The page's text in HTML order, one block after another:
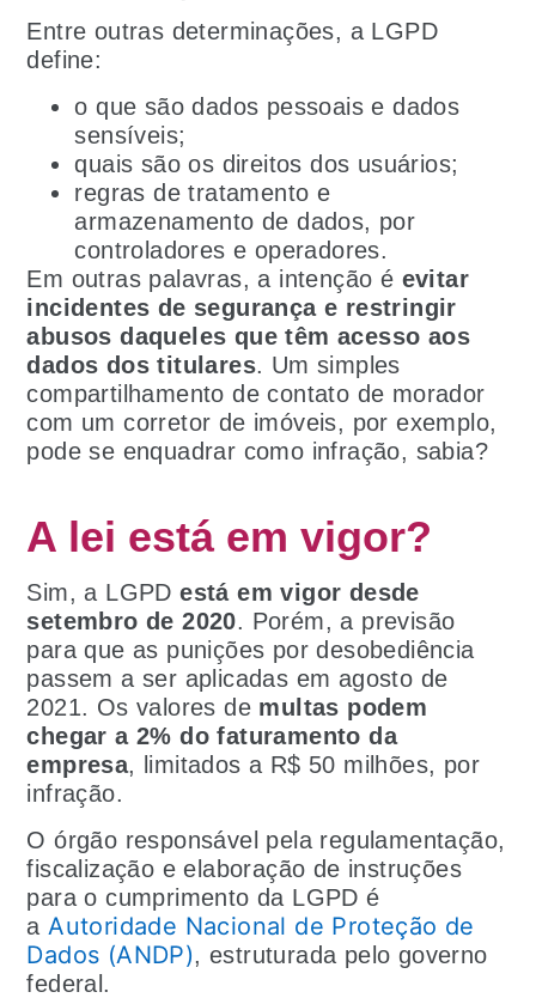
Entre outras determinações, a LGPD
define:
o que são dados pessoais e dados
sensíveis;
quais são os direitos dos usuários;
regras de tratamento e
armazenamento de dados, por
controladores e operadores.
Em outras palavras, a intenção é evitar
incidentes de segurança e restringir
abusos daqueles que têm acesso aos
dados dos titulares. Um simples
compartilhamento de contato de morador
com um corretor de imóveis, por exemplo,
pode se enquadrar como infração, sabia?
A lei está em vigor?
Sim, a LGPDestá em vigor desde
setembro de 2020. Porém, a previsão
para que as punições por desobediência
passem a ser aplicadas em agosto de
2021. Os valores de multas podem
chegar a 2% do faturamento da
empresa, limitados a R$ 50 milhões, por
infração.
O órgão responsável pela regulamentação,
fiscalização e elaboração de instruções
para o cumprimento da LGPD é
a Autoridade Nacional de Proteção de
Dados (ANDP), estruturada pelo governo
federal.